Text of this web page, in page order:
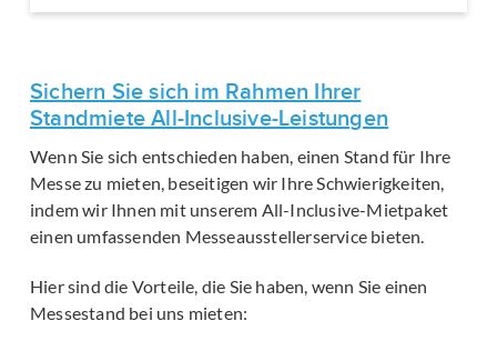
Sichern Sie sich im Rahmen Ihrer
Standmiete All-Inclusive-Leistungen
Wenn Sie sich entschieden haben, einen Stand für Ihre
Messe zu mieten, beseitigen wir Ihre Schwierigkeiten,
indem wir Ihnen mit unserem All-Inclusive-Mietpaket
einen umfassenden Messeausstellerservice bieten.
Hier sind die Vorteile, die Sie haben, wenn Sie einen
Messestand bei uns mieten: